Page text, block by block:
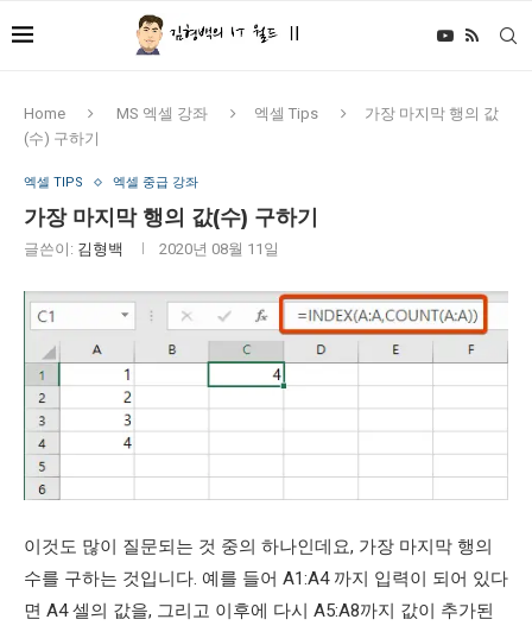
Home MS 엑셀 강좌 엑셀 Tips
가장 마지막 행의 값
(수) 구하기
엑셀 TIPS 엑셀 중급 강좌
가장 마지막 행의 값(수) 구하기
글쓴이: 김형백 2020년 08월 11일
이것도 많이 질문되는 것 중의 하나인데요, 가장 마지막 행의
수를 구하는 것입니다. 예를 들어 A1:A4 까지 입력이 되어 있다
면 A4 셀의 값을, 그리고 이후에 다시 A5:A8까지 값이 추가된